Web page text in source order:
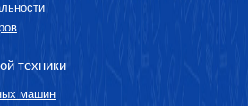
техники
машин